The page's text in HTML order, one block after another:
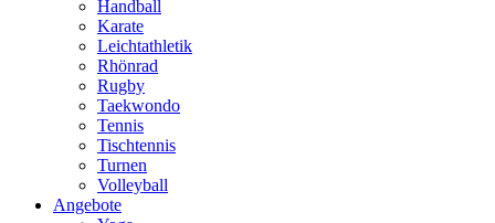
Handball
Karate
Leichtathletik
Rhönrad
Rugby
Taekwondo
Tennis
Tischtennis
Turnen
Volleyball
Angebote